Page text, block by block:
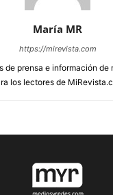
María MR
https://mirevista.com
de prensa e información de
los lectores de